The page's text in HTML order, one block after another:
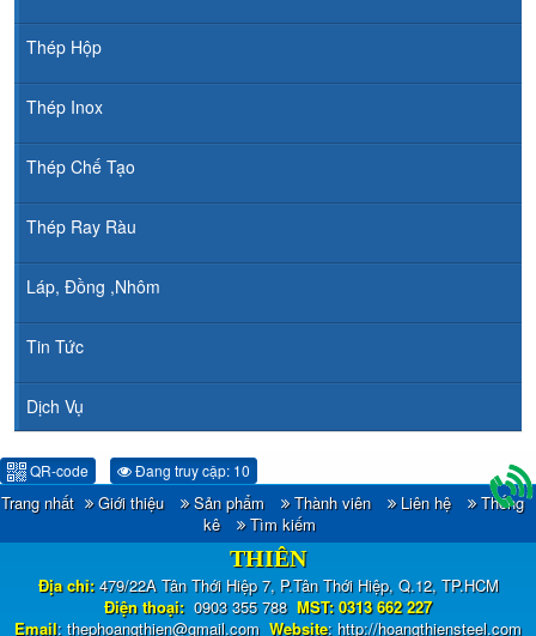
Thép Hộp
Thép Inox
Thép Chế Tạo
Thép Ray Ràu
Láp, Đồng ,Nhôm
Tin Tức
Dịch Vụ
QR-code Đang truy cập: 10
Trang nhất Giới thiệu Sản phẩm Thành viên Liên hệ
Thống
kê
Tìm kiếm
CÔNG TY TNHH ĐẦU TƯ TM - XNK HOÀNG
THIÊN
Địa chỉ:479/22A Tân Thới Hiệp 7, P.Tân Thới Hiệp, Q.12, TP.HCM
Điện thoại: 0903 355 788 MST: 0313 662 227
Email: thephoangthien@gmail.com Website: http://hoangthiensteel.com